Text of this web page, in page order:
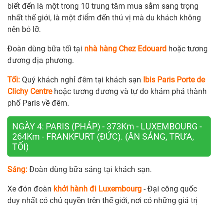
biết đến là một trong 10 trung tâm mua sắm sang trọng
nhất thế giới, là một điểm đến thú vị mà du khách không
nên bỏ lỡ.
Đoàn dùng bữa tối tại nhà hàng Chez Edouard hoặc tương
đương địa phương.
Tối: Quý khách nghỉ đêm tại khách sạn Ibis Paris Porte de
Clichy Centrehoặc tương đương và tự do khám phá thành
phố Paris về đêm.
NGÀY 4: PARIS (PHÁP) - 373Km - LUXEMBOURG -
264Km - FRANKFURT (ĐỨC). (ĂN SÁNG, TRƯA,
TỐI)
Sáng: Đoàn dùng bữa sáng tại khách sạn.
Xe đón đoàn khởi hành đi Luxembourg - Đại công quốc
duy nhất có chủ quyền trên thế giới, nơi có những giá trị